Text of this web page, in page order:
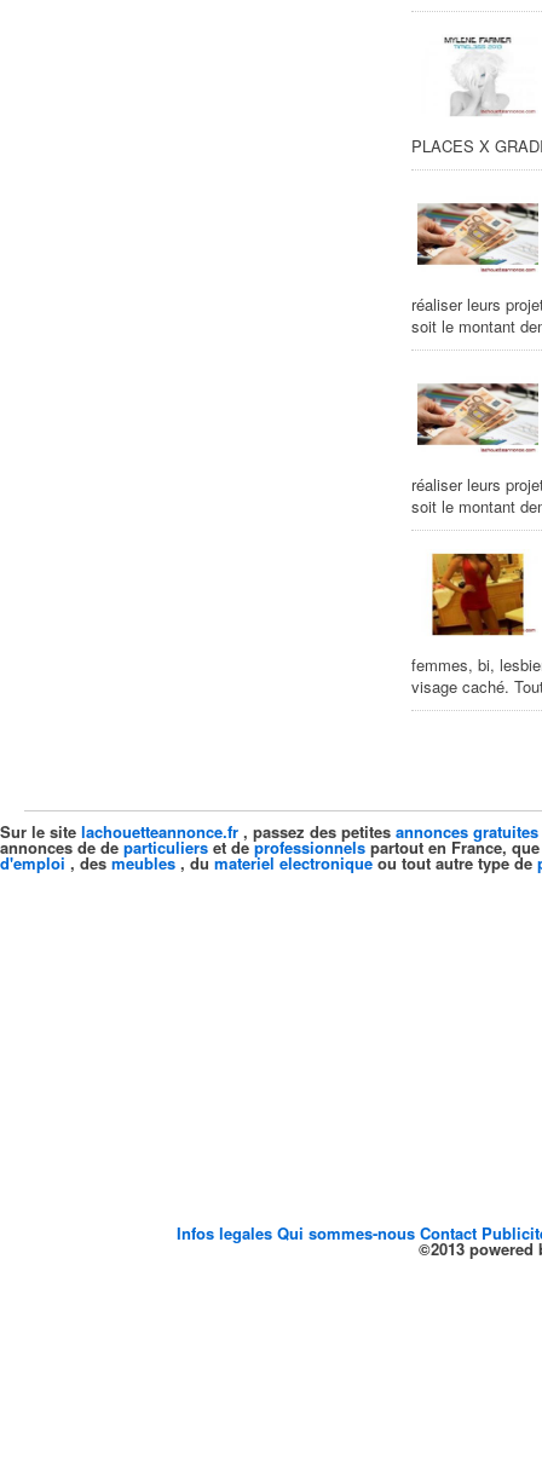
PLACES X
réaliser leurs
soit le montant
réaliser leurs
soit le montant
femmes, bi,
visage caché.
Sur le site lachouetteannonce.fr , passez des petites annonces gratuites
annonces de de particuliers et deprofessionnels partout en France,
d'emploi , des meubles , du materiel electroniqueou tout autre type de
Infos legalesQui sommes-nousContact
©2013 powered